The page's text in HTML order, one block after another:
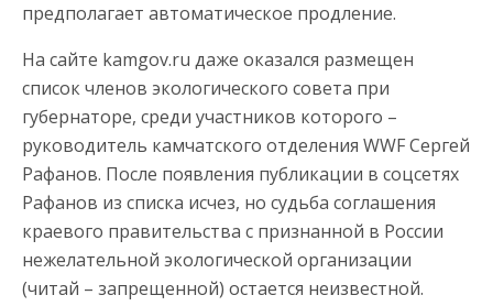
предполагает автоматическое продление.
На сайте kamgov.ru даже оказался размещен
список членов экологического совета при
губернаторе, среди участников которого –
руководитель камчатского отделения WWF Сергей
Рафанов. После появления публикации в соцсетях
Рафанов из списка исчез, но судьба соглашения
краевого правительства с признанной в России
нежелательной экологической организации
(читай – запрещенной) остается неизвестной.